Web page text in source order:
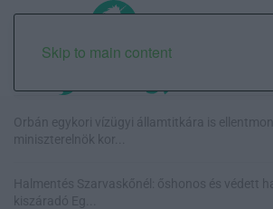
Skip to main content
Orbán egykori vízügyi államtitkára is
miniszterelnök kor...
Halmentés Szarvaskőnél: őshonos és védett
kiszáradó Eg...